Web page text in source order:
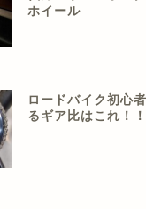
ホイール
ロードバイク初心
るギア比はこれ！！